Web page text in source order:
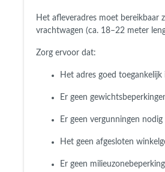
Het afleveradres moet bereikbaar
vrachtwagen (ca. 18–22 meter
Zorg ervoor dat:
Het adres goed toegankelijk
Er geen
Er geen vergunningen nodig
Het geen afgesloten
Er geen